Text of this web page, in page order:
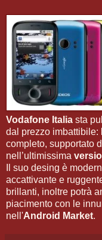
Vodafone Italia sta
dal prezzo imbattibile:
completo, supportato
nell’ultimissima
Il suo desing è
accattivante e
brillanti, inoltre potrà
piacimento con le
nell'Android Market.